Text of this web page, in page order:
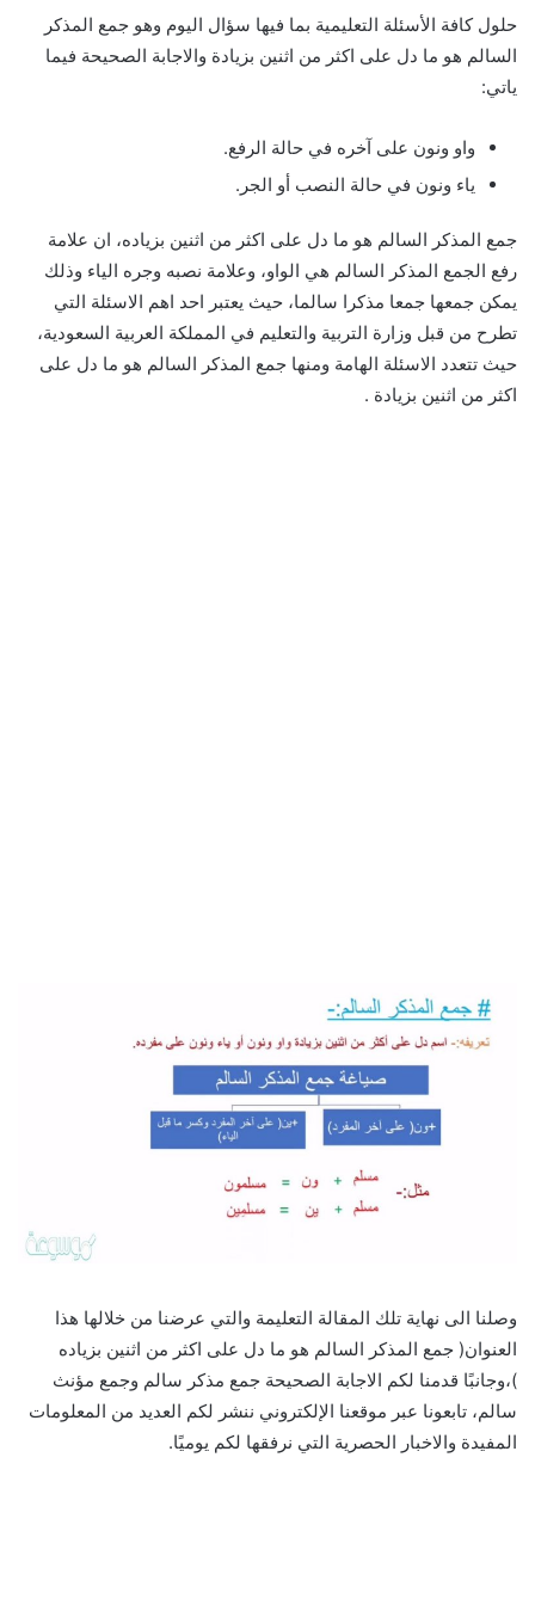
حلول كافة الأسئلة التعليمية بما فيها سؤال اليوم وهو جمع المذكر
السالم هو ما دل على اكثر من اثنين بزيادة والاجابة الصحيحة فيما
ياتي:
واو ونون على آخره في حالة الرفع.
ياء ونون في حالة النصب أو الجر.
جمع المذكر السالم هو ما دل على اكثر من اثنين بزياده، ان علامة
رفع الجمع المذكر السالم هي الواو، وعلامة نصبه وجره الياء وذلك
يمكن جمعها جمعا مذكرا سالما، حيث يعتبر احد اهم الاسئلة التي
تطرح من قبل وزارة التربية والتعليم في المملكة العربية السعودية،
حيث تتعدد الاسئلة الهامة ومنها جمع المذكر السالم هو ما دل على
اكثر من اثنين بزيادة .
وصلنا الى نهاية تلك المقالة التعليمة والتي عرضنا من خلالها هذا
العنوان( جمع المذكر السالم هو ما دل على اكثر من اثنين بزياده
)،وجانبًا قدمنا لكم الاجابة الصحيحة جمع مذكر سالم وجمع مؤنث
سالم، تابعونا عبر موقعنا الإلكتروني ننشر لكم العديد من المعلومات
المفيدة والاخبار الحصرية التي نرفقها لكم يوميًا.